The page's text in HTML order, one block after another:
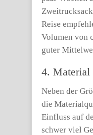
Reise
Volumen von
guter
4. Material
Neben der
die
Einfluss auf
schwer viel